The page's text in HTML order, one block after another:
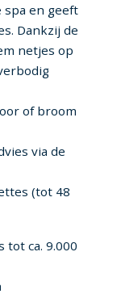
spa en geeft
Dankzij de
netjes op
of broom
via de
(tot 48
tot ca. 9.000